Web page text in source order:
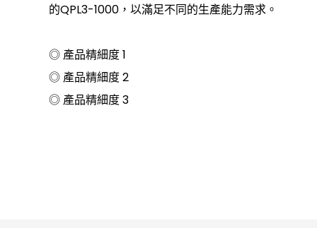
的QPL3-1000，以滿足不同的生產能力需求。
◎ 產品精細度 1
◎ 產品精細度 2
◎ 產品精細度 3